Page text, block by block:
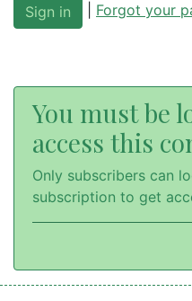
Forgot your
You must be
access this
Only subscribers can
subscription to get